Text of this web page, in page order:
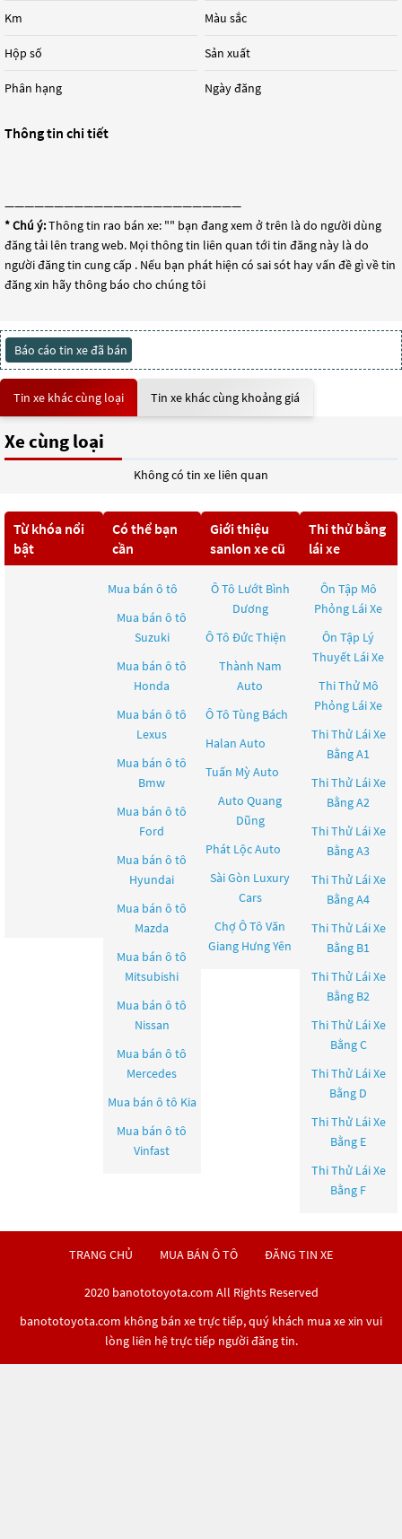
Km
Hộp số
Phân hạng
Màu sắc
Sản xuất
Ngày đăng
Thông tin chi tiết
————————————————————————
* Chú ý:Thông tin rao bán xe: "" bạn đang xem ở trên là do người dùng
đăng tải lên trang web. Mọi thông tin liên quan tới tin đăng này là do
người đăng tin cung cấp . Nếu bạn phát hiện có sai sót hay vấn đề gì về tin
đăng xin hãy thông báo cho chúng tôi
Báo cáo tin xe đã bán
Tin xe khác cùng loại Tin xe khác cùng khoảng giá
Xe cùng loại
Không có tin xe liên quan
Từ khóa nổi
bật
Có thể bạn
cần
Mua bán ô tô
Mua bán ô tô
Suzuki
Mua bán ô tô
Honda
Mua bán ô tô
Lexus
Mua bán ô tô
Bmw
Mua bán ô tô
Ford
Mua bán ô tô
Hyundai
Mua bán ô tô
Mazda
Mua bán ô tô
Mitsubishi
Mua bán ô tô
Nissan
Mua bán ô tô
Mercedes
Mua bán ô tô Kia
Mua bán ô tô
Vinfast
Giới thiệu
sanlon xe cũ
Ô Tô Lướt Bình
Dương
Ô Tô Đức Thiện
Thành Nam
Auto
Ô Tô Tùng Bách
Halan Auto
Tuấn Mỳ Auto
Auto Quang
Dũng
Phát Lộc Auto
Sài Gòn Luxury
Cars
Chợ Ô Tô Văn
Giang Hưng Yên
Thi thử bằng
lái xe
Ôn Tập Mô
Phỏng Lái Xe
Ôn Tập Lý
Thuyết Lái Xe
Thi Thử Mô
Phỏng Lái Xe
Thi Thử Lái Xe
Bằng A1
Thi Thử Lái Xe
Bằng A2
Thi Thử Lái Xe
Bằng A3
Thi Thử Lái Xe
Bằng A4
Thi Thử Lái Xe
Bằng B1
Thi Thử Lái Xe
Bằng B2
Thi Thử Lái Xe
Bằng C
Thi Thử Lái Xe
Bằng D
Thi Thử Lái Xe
Bằng E
Thi Thử Lái Xe
Bằng F
TRANG CHỦ MUA BÁN Ô TÔ ĐĂNG TIN XE
2020 banototoyota.com All Rights Reserved
banototoyota.com không bán xe trực tiếp, quý khách mua xe xin vui
lòng liên hệ trực tiếp người đăng tin.